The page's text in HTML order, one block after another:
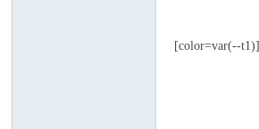
[color=var(--t1)]